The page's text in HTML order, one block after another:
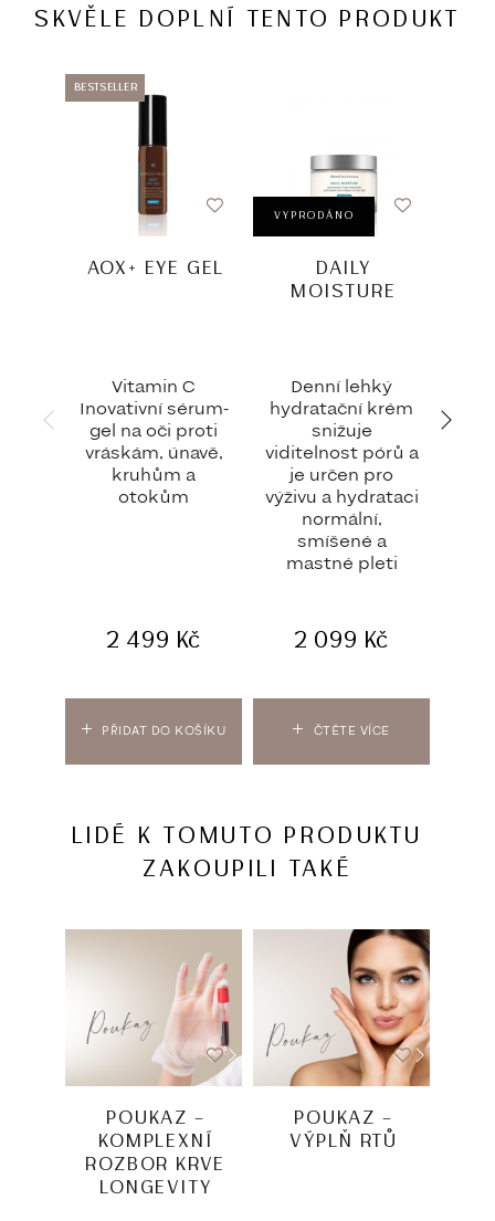
SKVĚLE DOPLNÍ TENTO PRODUKT
BESTSELLER
PŘIDAT DO KOŠÍKU
AOX+ EYE GEL
Vitamin C
Inovativní sérum-
gel na oči proti
vráskám, únavě,
kruhům a
otokům
2 499 Kč
VYPRODÁNO
ČTĚTE VÍCE
DAILY
MOISTURE
Denní lehký
hydratační krém
snižuje
viditelnost pórů a
je určen pro
výživu a hydrataci
normální,
smíšené a
mastné pleti
2 099 Kč
LIDÉ K TOMUTO PRODUKTU
ZAKOUPILI TAKÉ
POUKAZ –
KOMPLEXNÍ
ROZBOR KRVE
LONGEVITY
POUKAZ –
VÝPLŇ RTŮ